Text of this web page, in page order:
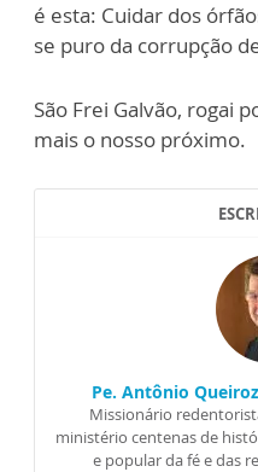
é esta: Cuidar dos
se puro da corrupção
São Frei Galvão, rogai
mais o nosso próximo.
Pe. Antônio
Missionário
ministério centenas de
e popular da fé e das